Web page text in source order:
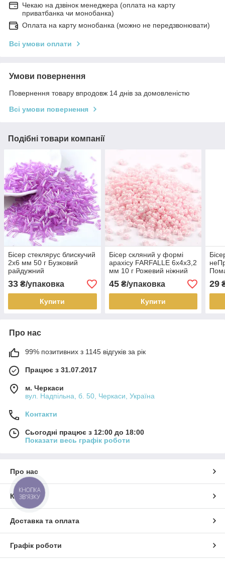
Чекаю на дзвінок менеджера (оплата на карту
приватбанка чи монобанка)
Оплата на карту монобанка (можно не передзвонювати)
Всі умови оплати
Умови повернення
Повернення товару впродовж 14 днів за домовленістю
Всі умови повернення
Подібні товари компанії
Бісер стеклярус блискучий
2х6 мм 50 г Бузковий
райдужний
33 ₴/упаковка
Купити
Бісер скляний у формі
арахісу FARFALLE 6х4х3,2
мм 10 г Рожевий ніжний
блискучий
45₴/упаковка
Купити
29
Про нас
99% позитивних з 1145 відгуків за рік
Працює з 31.07.2017
м. Черкаси
вул. Надпільна, б. 50, Черкаси, Україна
Контакти
Сьогодні працює з 12:00 до 18:00
Показати весь графік роботи
Про нас
Контакти
Доставка та оплата
Графік роботи
КНОПКА
ЗВ'ЯЗКУ